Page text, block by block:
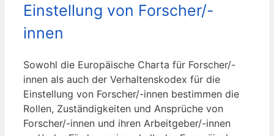
Einstellung von Forscher/-
innen
Sowohl die Europäische Charta für Forscher/-
innen als auch der Verhaltenskodex für die
Einstellung von Forscher/-innen bestimmen die
Rollen, Zuständigkeiten und Ansprüche von
Forscher/-innen und ihren Arbeitgeber/-innen